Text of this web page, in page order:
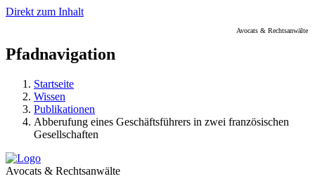
Direkt zum Inhalt
Avocats & Rechtsanwälte
Pfadnavigation
Startseite
Wissen
Publikationen
Abberufung eines Geschäftsführers in zwei französischen
Gesellschaften
Avocats & Rechtsanwälte